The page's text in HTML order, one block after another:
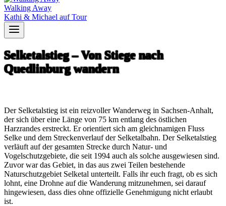
Walking Away
Kathi & Michael auf Tour
Selketalstieg – Von Stiege nach
Quedlinburg wandern
Der Selketalstieg ist ein reizvoller Wanderweg in Sachsen-Anhalt,
der sich über eine Länge von 75 km entlang des östlichen
Harzrandes erstreckt. Er orientiert sich am gleichnamigen Fluss
Selke und dem Streckenverlauf der Selketalbahn. Der Selketalstieg
verläuft auf der gesamten Strecke durch Natur- und
Vogelschutzgebiete, die seit 1994 auch als solche ausgewiesen sind.
Zuvor war das Gebiet, in das aus zwei Teilen bestehende
Naturschutzgebiet Selketal unterteilt. Falls ihr euch fragt, ob es sich
lohnt, eine Drohne auf die Wanderung mitzunehmen, sei darauf
hingewiesen, dass dies ohne offizielle Genehmigung nicht erlaubt
ist.